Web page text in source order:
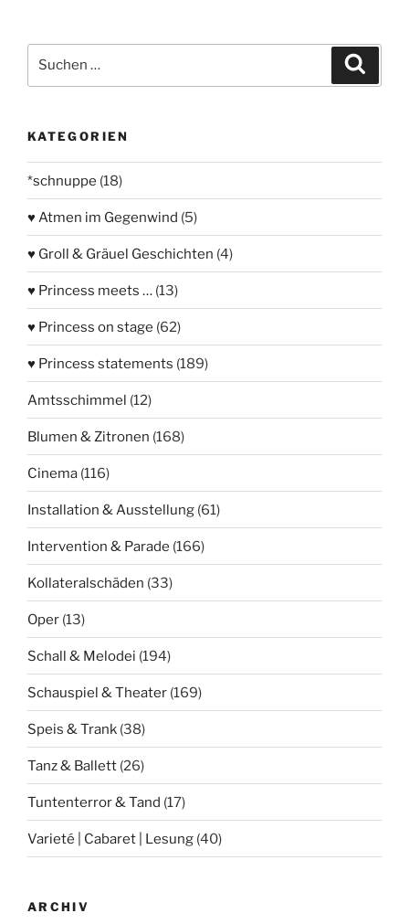
nach:
KATEGORIEN
*schnuppe (18)
♥ Atmen im Gegenwind (5)
♥ Groll & Gräuel Geschichten (4)
♥ Princess meets … (13)
♥ Princess on stage (62)
♥ Princess statements (189)
Amtsschimmel (12)
Blumen & Zitronen (168)
Cinema (116)
Installation & Ausstellung (61)
Intervention & Parade (166)
Kollateralschäden (33)
Oper (13)
Schall & Melodei (194)
Schauspiel & Theater (169)
Speis & Trank (38)
Tanz & Ballett (26)
Tuntenterror & Tand (17)
Varieté | Cabaret | Lesung (40)
ARCHIV